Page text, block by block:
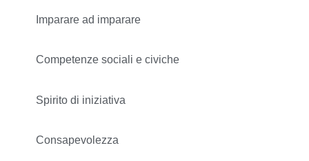
Imparare ad imparare
Competenze sociali e civiche
Spirito di iniziativa
Consapevolezza